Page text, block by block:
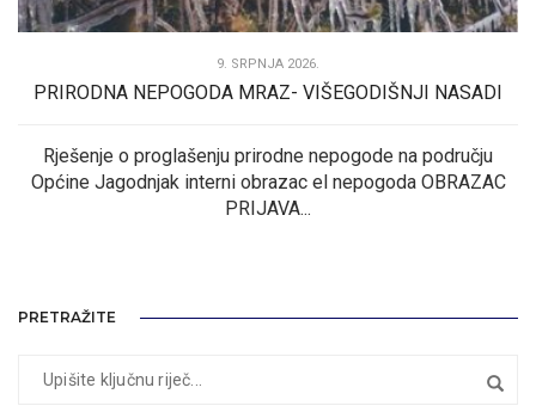
9. SRPNJA 2026.
PRIRODNA NEPOGODA MRAZ- VIŠEGODIŠNJI NASADI
Rješenje o proglašenju prirodne nepogode na području
Općine Jagodnjak interni obrazac el nepogoda OBRAZAC
PRIJAVA...
PRETRAŽITE